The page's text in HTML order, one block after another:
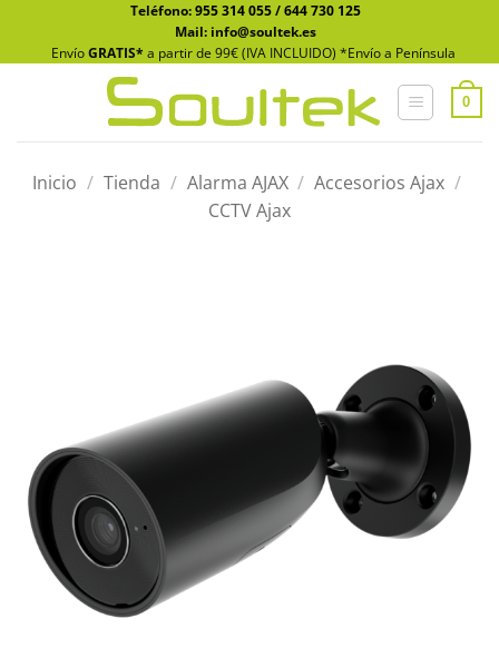
contenido
Teléfono:955 314 055/644 730 125
Mail: info@soultek.es
EnvíoGRATIS* a partir de 99€ (IVA INCLUIDO) *Envío a Península
0
Inicio / Tienda / Alarma AJAX / Accesorios Ajax /
CCTV Ajax